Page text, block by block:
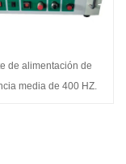
de alimentación de
media de 400 HZ.